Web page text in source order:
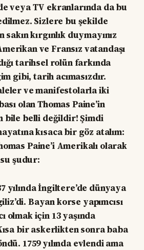
veya TV ekranlarında da bu
Sizlere bu şekilde
kırgınlık duymayınız
ve Fransız vatandaşı
tarihsel rolün farkında
gibi, tarih acımasızdır.
ve manifestolarla iki
olan Thomas Paine’in
bile belli değildir! Şimdi
kısaca bir göz atalım:
Paine’i Amerikalı olarak
şudur:
yılında İngiltere’de dünyaya
Bayan korse yapımcısı
olmak için 13 yaşında
bir askerlikten sonra baba
1759 yılında evlendi ama